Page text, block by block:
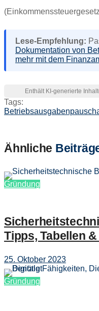
Lese-Empfehlung:
Dokumentation von
mehr mit dem
Tags:
Ähnliche
Gründung
Tipps, Tabellen
25. Oktober 2023
Gründung